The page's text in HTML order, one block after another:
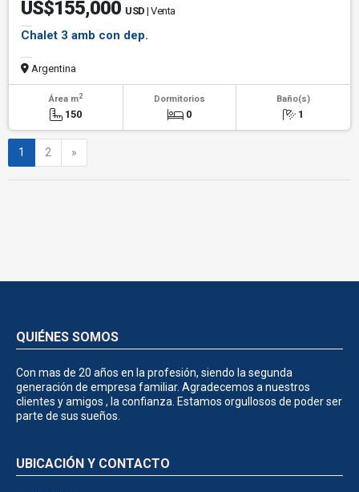
US$155,000 USD | Venta
Chalet 3 amb con dep.
Argentina
Área m2
150
Dormitorios
0
Baño(s)
1
1 2 »
QUIÉNES SOMOS
Con mas de 20 años en la profesión, siendo la segunda
generación de empresa familiar. Agradecemos a nuestros
clientes y amigos , la confianza. Estamos orgullosos de poder ser
parte de sus sueños.
UBICACIÓN Y CONTACTO